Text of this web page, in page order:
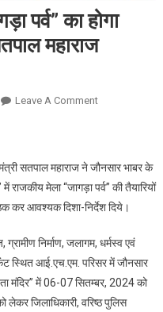
पर्व” का होगा
महाराज
Leave A CommentOn
में
“जागड़ा
पर्व”
होगा
आयोजन
दिव्य
और
सतपाल महाराज ने जौनसार भाबर के
मेला “जागड़ा पर्व” की तैयारियों
कर आवश्यक दिशा-निर्देश दिये।
निर्माण, जलागम, धर्मस्व एवं
स्थित आई.एच.एम. परिसर में जौनसार
मंदिर” में 06-07 सितम्बर, 2024 को
लेकर जिलाधिकारी, वरिष्ठ पुलिस